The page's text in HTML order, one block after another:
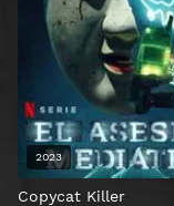
Copycat Killer
2023